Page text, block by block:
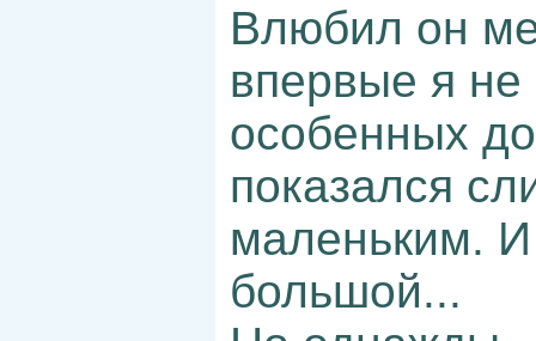
Влюбил он
впервые я не
особенных
показался
маленьким.
большой...